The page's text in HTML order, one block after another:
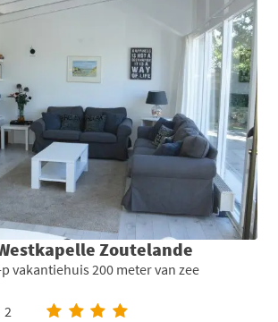
Zoutelande
vakantiehuis 200 meter van zee
2